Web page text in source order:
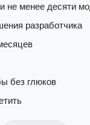
не менее десяти
разработчика
без глюков